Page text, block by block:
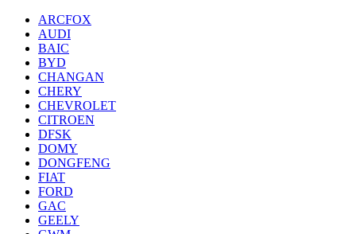
ARCFOX
AUDI
BAIC
BYD
CHANGAN
CHERY
CHEVROLET
CITROEN
DFSK
DOMY
DONGFENG
FIAT
FORD
GAC
GEELY